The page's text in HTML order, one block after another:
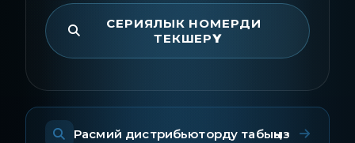
СЕРИЯЛЫК НОМЕРДИ
ТЕКШЕРҮҮ
Расмий дистрибьюторду табыңыз